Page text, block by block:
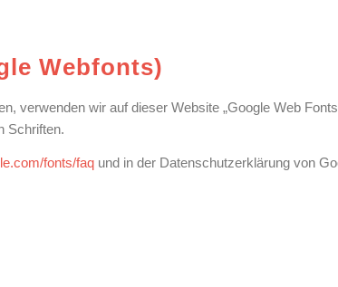
Webfonts)
verwenden wir auf dieser Website „Google Web
Schriften.
fonts/faq und in der Datenschutzerklärung von